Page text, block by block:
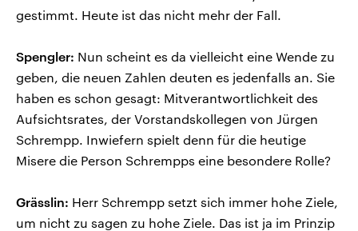
gestimmt. Heute ist das nicht mehr der Fall.
Spengler: Nun scheint es da vielleicht eine Wende zu
geben, die neuen Zahlen deuten es jedenfalls an. Sie
haben es schon gesagt: Mitverantwortlichkeit des
Aufsichtsrates, der Vorstandskollegen von Jürgen
Schrempp. Inwiefern spielt denn für die heutige
Misere die Person Schrempps eine besondere Rolle?
Grässlin: Herr Schrempp setzt sich immer hohe Ziele,
um nicht zu sagen zu hohe Ziele. Das ist ja im Prinzip